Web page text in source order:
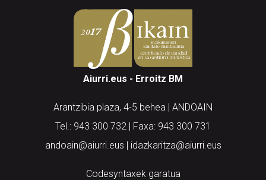
Aiurri.eus - Erroitz BM
Arantzibia plaza, 4-5 behea | ANDOAIN
Tel.: 943 300 732 | Faxa: 943 300 731
andoain@aiurri.eus | idazkaritza@aiurri.eus
Codesyntaxek garatua